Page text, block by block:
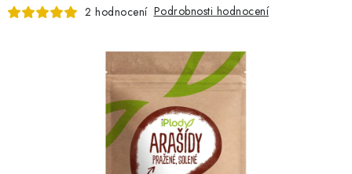
EKO DROGERIE A KOSMETIKA
2 hodnocení Podrobnosti hodnocení